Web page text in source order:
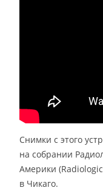
Снимки с этого
на собрании
Америки
в Чикаго.